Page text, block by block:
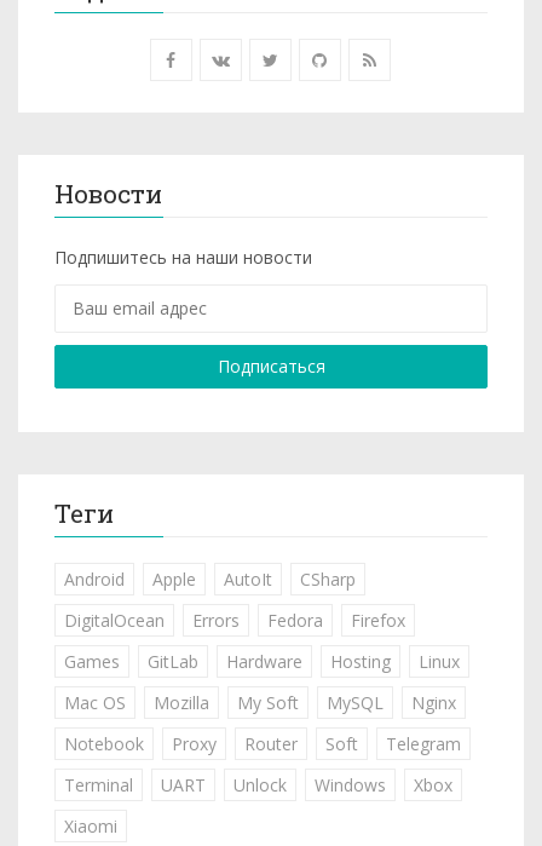
Новости
Подпишитесь на наши новости
Подписаться
Теги
Android Apple AutoIt
CSharp
DigitalOcean
Errors Fedora
Firefox
Games
GitLab Hardware Hosting
Linux
Mac OS
Mozilla My Soft MySQL
Nginx
Notebook
Proxy Router Soft
Telegram
Terminal
UART Unlock Windows
Xbox
Xiaomi